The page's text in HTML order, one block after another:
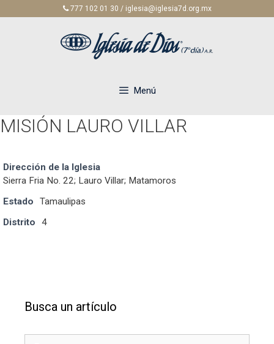
777 102 01 30 / iglesia@iglesia7d.org.mx
Menú
MISIÓN LAURO VILLAR
Dirección de la Iglesia
Sierra Fria No. 22; Lauro Villar; Matamoros
Estado
Tamaulipas
Distrito
4
Busca un artículo